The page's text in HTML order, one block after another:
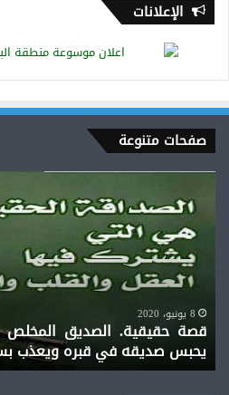
الإعلانات
صفحات متنوعة
قصة
حقيقية.
الصديق
المخلص
ضحى
بباب
حتى
يحبس
صديقه
8 يونيو، 2020
قصة حقيقية. الصديق
يحبس صديقه في قبره ويعذب